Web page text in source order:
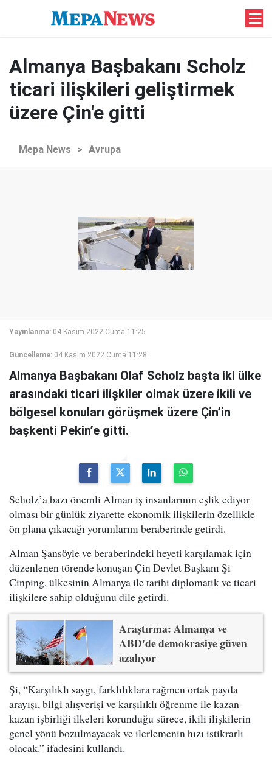
Almanya Başbakanı Scholz
ticari ilişkileri geliştirmek
üzere Çin'e gitti
Mepa News > Avrupa
Yayınlanma: 04 Kasım 2022 Cuma 11:25
Güncelleme: 04 Kasım 2022 Cuma 11:28
Almanya Başbakanı Olaf Scholz başta iki ülke
arasındaki ticari ilişkiler olmak üzere ikili ve
bölgesel konuları görüşmek üzere Çin’in
başkenti Pekin’e gitti.
Scholz’a bazı önemli Alman iş insanlarının eşlik ediyor
olması bir günlük ziyarette ekonomik ilişkilerin özellikle
ön plana çıkacağı yorumlarını beraberinde getirdi.
Alman Şansöyle ve beraberindeki heyeti karşılamak için
düzenlenen törende konuşan Çin Devlet Başkanı Şi
Cinping, ülkesinin Almanya ile tarihi diplomatik ve ticari
ilişkilere sahip olduğunu dile getirdi.
Araştırma: Almanya ve
ABD'de demokrasiye güven
azalıyor
Şi, “Karşılıklı saygı, farklılıklara rağmen ortak payda
arayışı, bilgi alışverişi ve karşılıklı öğrenme ile kazan-
kazan işbirliği ilkeleri korunduğu sürece, ikili ilişkilerin
genel yönü bozulmayacak ve ilerlemenin hızı istikrarlı
olacak.” ifadesini kullandı.